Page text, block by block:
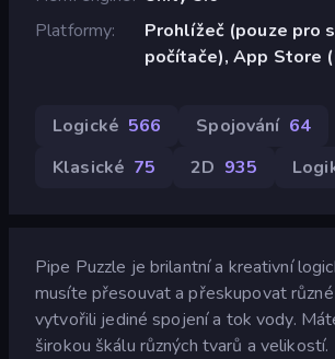
Platformy
Prohlížeč (pouze pro
počítače), App Store
Logické 566 Spojování 64
Klasické 75 2D 935
Pipe Puzzle je brilantní a kreativní
musíte přesouvat a přeskupovat
vytvořili jediné spojení a tok vody.
širokou škálu různých tvarů a velikostí.